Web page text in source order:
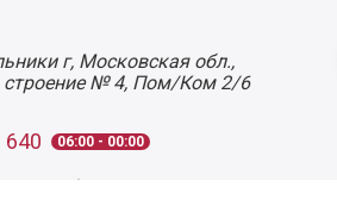
г, Московская обл.,
строение № 4, Пом/Ком 2/6
640 06:00 - 00:00